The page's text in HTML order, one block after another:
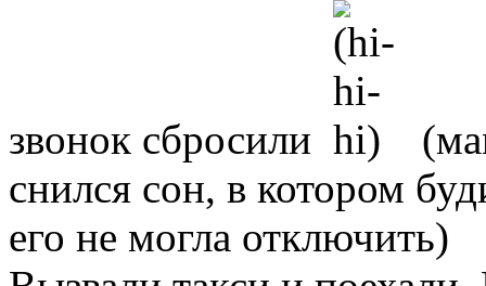
звонок сбросили
снился сон, в котором
его не могла отключить)